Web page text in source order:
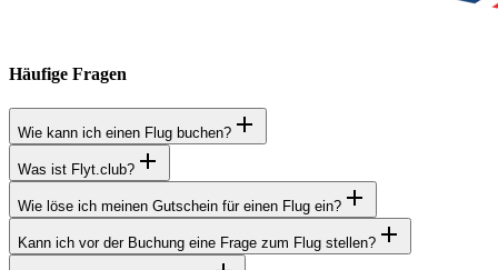
Häufige Fragen
Wie kann ich einen Flug buchen?
Was ist Flyt.club?
Wie löse ich meinen Gutschein für einen Flug ein?
Kann ich vor der Buchung eine Frage zum Flug stellen?